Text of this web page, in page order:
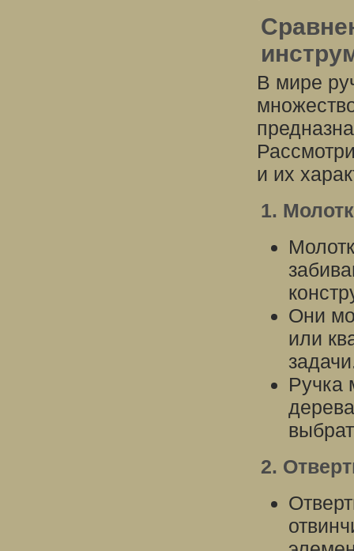
В мире
и их
1.
Они
или
Ручка
2.